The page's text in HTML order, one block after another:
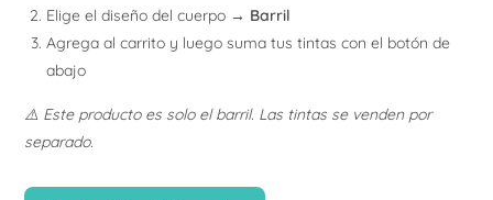
Elige el diseño del cuerpo → Barril
Agrega al carrito y luego suma tus tintas con el botón de
abajo
⚠️ Este producto es solo el barril. Las tintas se venden por
separado.